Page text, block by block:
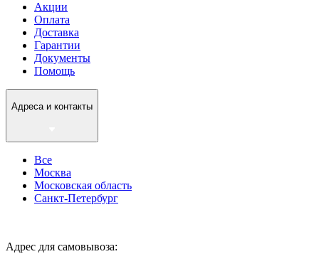
Акции
Оплата
Доставка
Гарантии
Документы
Помощь
Адреса и контакты
Все
Москва
Московская область
Санкт-Петербург
Адрес для самовывоза: